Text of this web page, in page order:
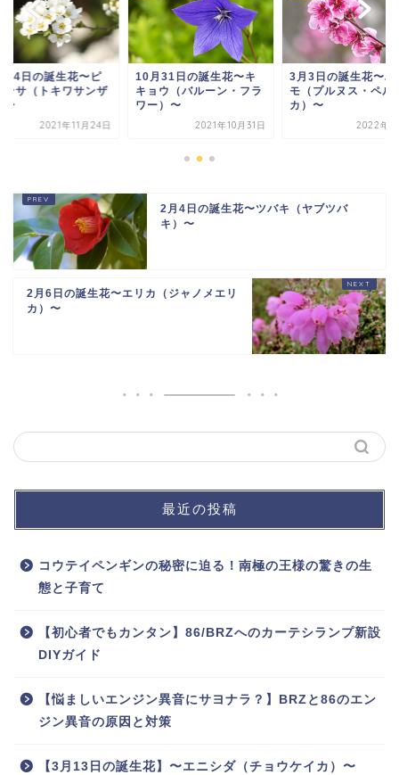
31日の誕生花〜キ
ウ（バルーン・フラ
〜
2021年10月31日
3月3日の誕生花〜ハナモ
モ（プルヌス・ペルシ
カ）〜
2022年3月3日
11月24日の誕生花
ラカンサ（トキワサ
シ）〜
2021年11
2月4日の誕生花〜ツバキ（ヤブツバ
キ）〜
2月6日の誕生花〜エリカ（ジャノメエリ
カ）〜
最近の投稿
コウテイペンギンの秘密に迫る！南極の王様の驚きの生
態と子育て
【初心者でもカンタン】86/BRZへのカーテシランプ新設
DIYガイド
【悩ましいエンジン異音にサヨナラ？】BRZと86のエン
ジン異音の原因と対策
【3月13日の誕生花】〜エニシダ（チョウケイカ）〜